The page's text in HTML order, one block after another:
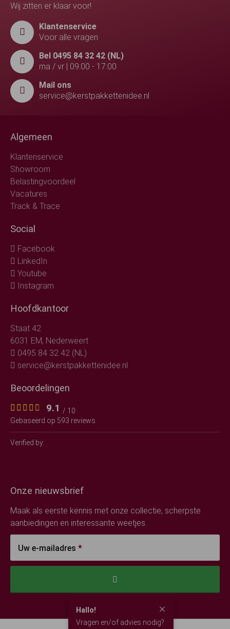
Wij zitten er klaar voor!
Klantenservice
Voor alle vragen
Bel 0495 84 32 42 (NL)
ma / vr | 09:00 - 17:00
Mail ons
service@kerstpakkettenidee.nl
Algemeen
Klantenservice
Showroom
Belastingvoordeel
Vacatures
Track & Trace
Social
Facebook
LinkedIn
Youtube
Instagram
Hoofdkantoor
Staat 42
6031 EM, Nederweert
0495 84 32 42 (NL)
service@kerstpakkettenidee.nl
Beoordelingen
9.1 / 10
Gebaseerd op 593 reviews
Verified by:
Onze nieuwsbrief
Maak als eerste kennis met onze collectie, scherpste
aanbiedingen en interessante weetjes.
Uw e-mailadres *
Hallo!
Vragen en/of advies nodig?